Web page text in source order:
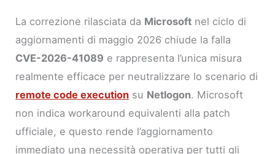
La correzione rilasciata da Microsoft nel ciclo di
aggiornamenti di maggio 2026 chiude la falla
CVE-2026-41089 e rappresenta l’unica misura
realmente efficace per neutralizzare lo scenario di
remote code execution su Netlogon. Microsoft
non indica workaround equivalenti alla patch
ufficiale, e questo rende l’aggiornamento
immediato una necessità operativa per tutti gli